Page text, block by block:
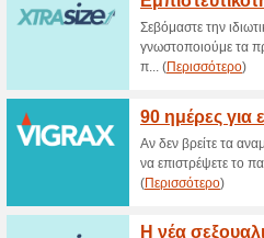
58%
Κάνε κλίκ